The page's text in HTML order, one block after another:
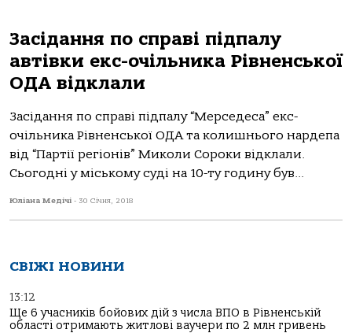
Засідання по справі підпалу
автівки екс-очільника Рівненської
ОДА відклали
Засідання по справі підпалу “Мерседеса” екс-
очільника Рівненської ОДА та колишнього нардепа
від “Партії регіонів” Миколи Сороки відклали.
Сьогодні у міському суді на 10-ту годину був...
Юліана Медічі - 30 Січня, 2018
СВІЖІ НОВИНИ
13:12
Ще 6 учасників бойових дій з числа ВПО в Рівненській
області отримають житлові ваучери по 2 млн гривень